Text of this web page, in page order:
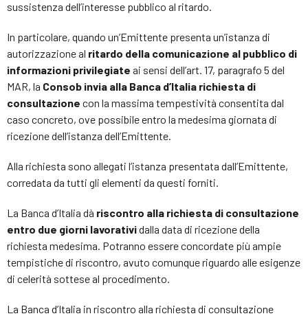
sussistenza dell’interesse pubblico al ritardo.
In particolare, quando un’Emittente presenta un’istanza di
autorizzazione al ritardo della comunicazione al pubblico di
informazioni privilegiate ai sensi dell’art. 17, paragrafo 5 del
MAR, la Consob invia alla Banca d’Italia richiesta di
consultazione con la massima tempestività consentita dal
caso concreto, ove possibile entro la medesima giornata di
ricezione dell’istanza dell’Emittente.
Alla richiesta sono allegati l’istanza presentata dall’Emittente,
corredata da tutti gli elementi da questi forniti.
La Banca d’Italia dà riscontro alla richiesta di consultazione
entro due giorni lavoratividalla data di ricezione della
richiesta medesima. Potranno essere concordate più ampie
tempistiche di riscontro, avuto comunque riguardo alle esigenze
di celerità sottese al procedimento.
La Banca d’Italia in riscontro alla richiesta di consultazione